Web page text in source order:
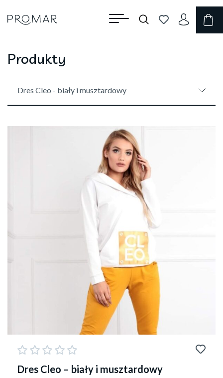
Produkty
Dres Cleo - biały i musztardowy
Dres Cleo – biały i musztardowy